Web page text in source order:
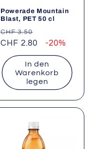
Powerade Mountain
Blast, PET 50 cl
Normaler
Preis
CHF 3.50
CHF 2.80
-20%
In den
Warenkorb
legen